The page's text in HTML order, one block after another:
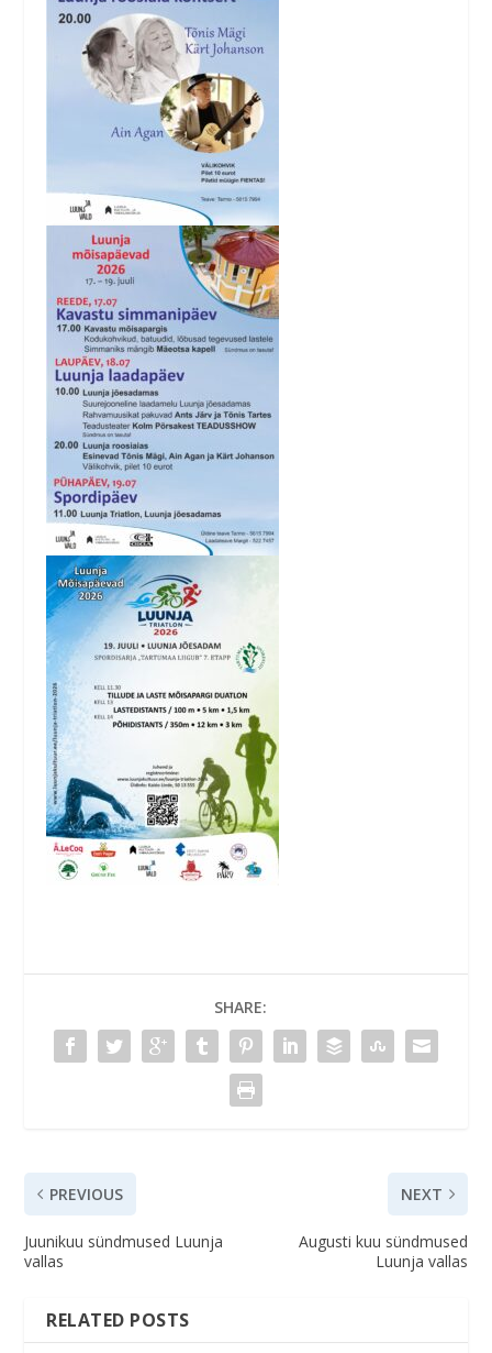
SHARE:
PREVIOUS
Juunikuu sündmused Luunja
vallas
NEXT
Augusti kuu sündmused
Luunja vallas
RELATED POSTS